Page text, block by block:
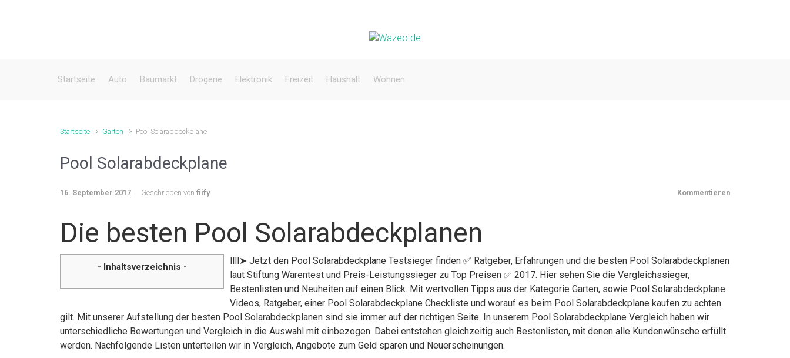
Startseite Auto Baumarkt Drogerie Elektronik Freizeit Haushalt Wohnen
Startseite Garten Pool Solarabdeckplane
Pool Solarabdeckplane
16. September 2017 Geschrieben von fiify Kommentieren
Die besten Pool Solarabdeckplanen
- Inhaltsverzeichnis -
llll➤ Jetzt den Pool Solarabdeckplane Testsieger finden ✅ Ratgeber, Erfahrungen und die besten Pool Solarabdeckplanen
laut Stiftung Warentest und Preis-Leistungssieger zu Top Preisen ✅ 2017. Hier sehen Sie die Vergleichssieger,
Bestenlisten und Neuheiten auf einen Blick. Mit wertvollen Tipps aus der Kategorie Garten, sowie Pool Solarabdeckplane
Videos, Ratgeber, einer Pool Solarabdeckplane Checkliste und worauf es beim Pool Solarabdeckplane kaufen zu achten
gilt. Mit unserer Aufstellung der besten Pool Solarabdeckplanen sind sie immer auf der richtigen Seite. In unserem Pool Solarabdeckplane Vergleich haben wir
unterschiedliche Bewertungen und Vergleich in die Auswahl mit einbezogen. Dabei entstehen gleichzeitig auch Bestenlisten, mit denen alle Kundenwünsche erfüllt
werden. Nachfolgende Listen unterteilen wir in Vergleich, Angebote zum Geld sparen und Neuerscheinungen.